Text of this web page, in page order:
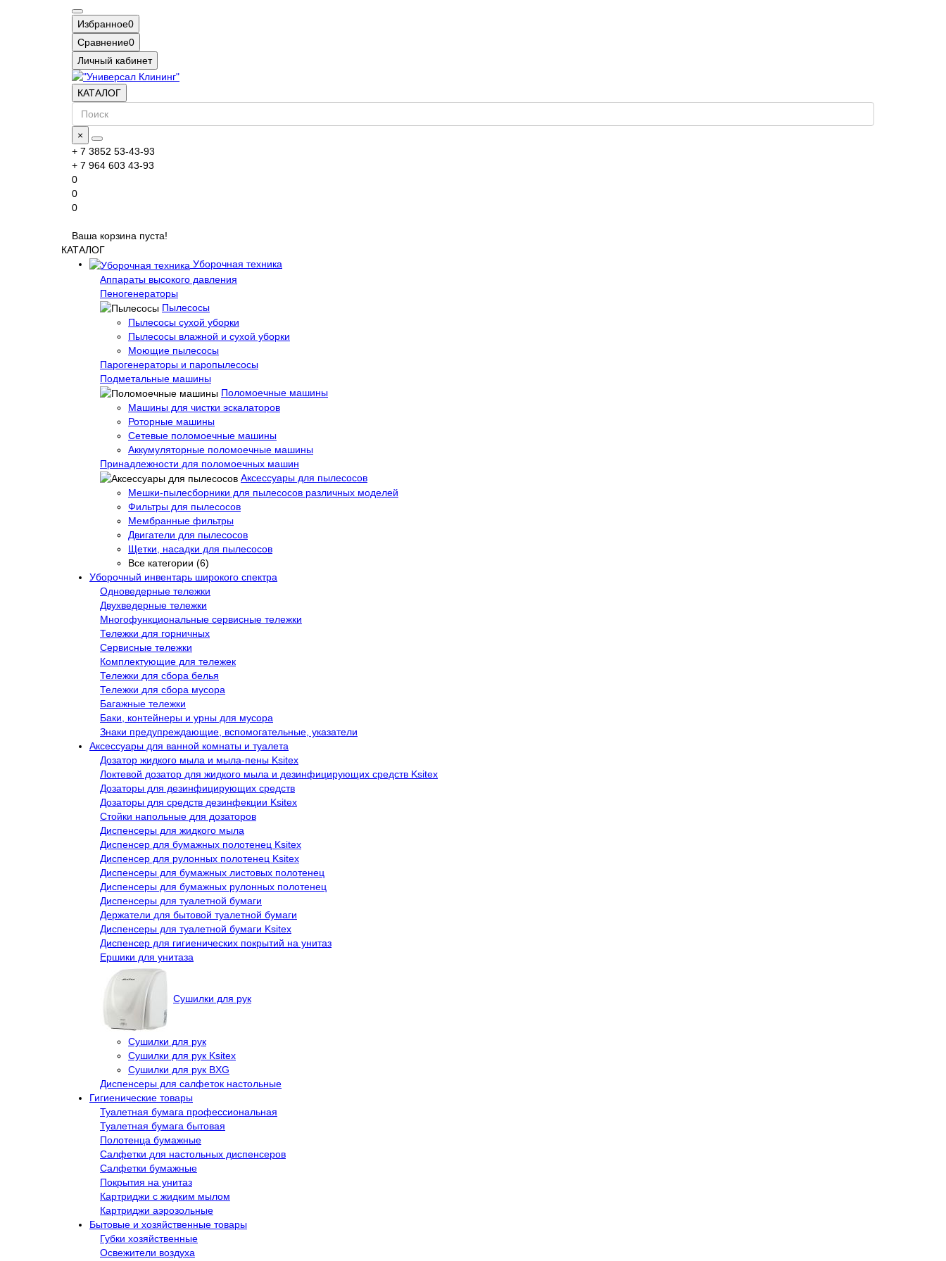
Избранное0
Сравнение0
Личный кабинет
КАТАЛОГ
×
+ 7 3852 53-43-93
+ 7 964 603 43-93
0
0
0
Ваша корзина пуста!
КАТАЛОГ
Уборочная техника
Аппараты высокого давления
Пеногенераторы
Пылесосы
Пылесосы сухой уборки
Пылесосы влажной и сухой уборки
Моющие пылесосы
Парогенераторы и паропылесосы
Подметальные машины
Поломоечные машины
Машины для чистки эскалаторов
Роторные машины
Сетевые поломоечные машины
Аккумуляторные поломоечные машины
Принадлежности для поломоечных машин
Аксессуары для пылесосов
Мешки-пылесборники для пылесосов различных моделей
Фильтры для пылесосов
Мембранные фильтры
Двигатели для пылесосов
Щетки, насадки для пылесосов
Все категории (6)
Уборочный инвентарь широкого спектра
Одноведерные тележки
Двухведерные тележки
Многофункциональные сервисные тележки
Тележки для горничных
Сервисные тележки
Комплектующие для тележек
Тележки для сбора белья
Тележки для сбора мусора
Багажные тележки
Баки, контейнеры и урны для мусора
Знаки предупреждающие, вспомогательные, указатели
Аксессуары для ванной комнаты и туалета
Дозатор жидкого мыла и мыла-пены Ksitex
Локтевой дозатор для жидкого мыла и дезинфицирующих средств Ksitex
Дозаторы для дезинфицирующих средств
Дозаторы для средств дезинфекции Ksitex
Стойки напольные для дозаторов
Диспенсеры для жидкого мыла
Диспенсер для бумажных полотенец Ksitex
Диспенсер для рулонных полотенец Ksitex
Диспенсеры для бумажных листовых полотенец
Диспенсеры для бумажных рулонных полотенец
Диспенсеры для туалетной бумаги
Держатели для бытовой туалетной бумаги
Диспенсеры для туалетной бумаги Ksitex
Диспенсер для гигиенических покрытий на унитаз
Ершики для унитаза
Сушилки для рук
Сушилки для рук
Сушилки для рук Ksitex
Сушилки для рук BXG
Диспенсеры для салфеток настольные
Гигиенические товары
Туалетная бумага профессиональная
Туалетная бумага бытовая
Полотенца бумажные
Салфетки для настольных диспенсеров
Салфетки бумажные
Покрытия на унитаз
Картриджи с жидким мылом
Картриджи аэрозольные
Бытовые и хозяйственные товары
Губки хозяйственные
Освежители воздуха